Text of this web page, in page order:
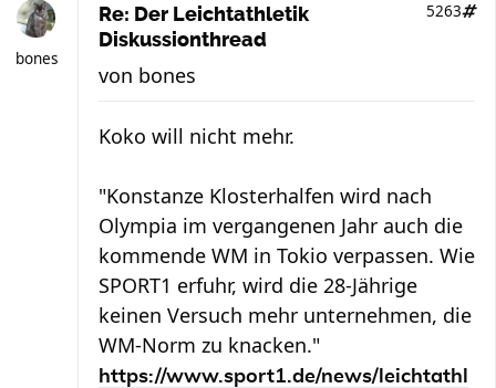
bones
Re: Der Leichtathletik
Diskussionthread
5263
von bones
Koko will nicht mehr.
"Konstanze Klosterhalfen wird nach
Olympia im vergangenen Jahr auch die
kommende WM in Tokio verpassen. Wie
SPORT1 erfuhr, wird die 28-Jährige
keinen Versuch mehr unternehmen, die
WM-Norm zu knacken."
https://www.sport1.de/news/leichtathl